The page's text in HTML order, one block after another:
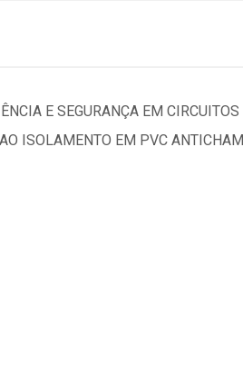
E SEGURANÇA EM
ISOLAMENTO EM PVC